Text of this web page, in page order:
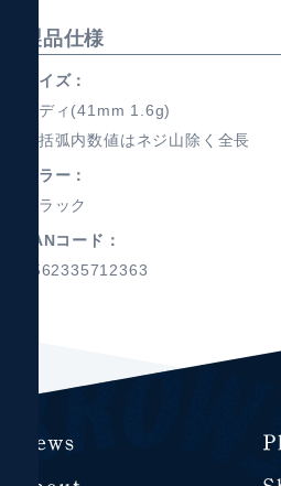
製品仕様
サイズ
ミディ(41mm 1.6g)
※括弧内数値はネジ山除く全長
カラー
ブラック
JANコード
4562335712363